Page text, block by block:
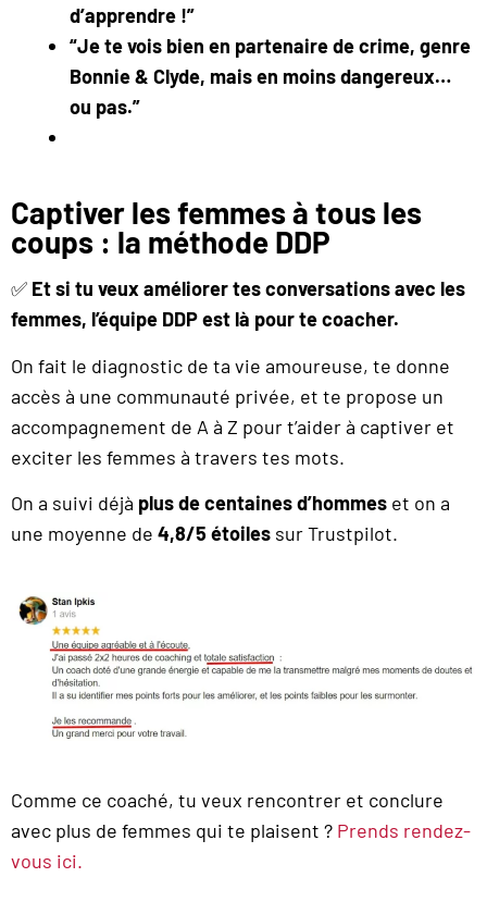
d’apprendre !”
“Je te vois bien en partenaire de crime, genre
Bonnie & Clyde, mais en moins dangereux…
ou pas.”
Captiver les femmes à tous les
coups : la méthode DDP
✅ Et si tu veux améliorer tes conversations avec les
femmes, l’équipe DDP est là pour te coacher.
On fait le diagnostic de ta vie amoureuse, te donne
accès à une communauté privée, et te propose un
accompagnement de A à Z pour t’aider à captiver et
exciter les femmes à travers tes mots.
On a suivi déjà plus de centaines d’hommes et on a
une moyenne de 4,8/5 étoiles sur Trustpilot.
Comme ce coaché, tu veux rencontrer et conclure
avec plus de femmes qui te plaisent ? Prends rendez-
vous ici.